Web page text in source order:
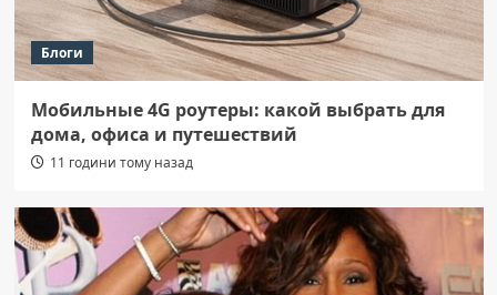
Блоги
Мобильные 4G роутеры: какой выбрать для
дома, офиса и путешествий
11 години тому назад